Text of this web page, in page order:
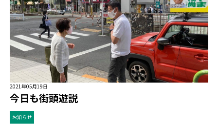
2021年05月19日
今日も街頭遊説
お知らせ